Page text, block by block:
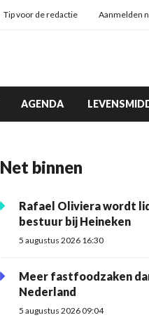
Tip voor de redactie Aanmelden
AGENDA
Net binnen
Rafael Oliviera wordt
bestuur bij Heineken
5 augustus 2026 16:30
Meer fastfoodzaken
Nederland
5 augustus 2026 09:04